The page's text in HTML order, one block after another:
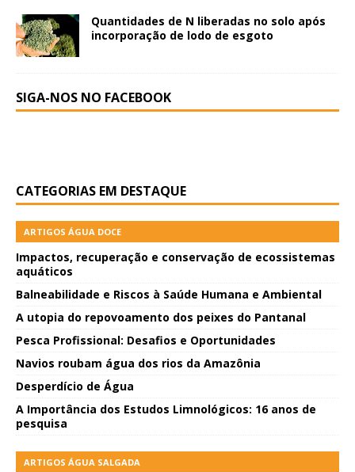
Quantidades de N liberadas no solo após
incorporação de lodo de esgoto
SIGA-NOS NO FACEBOOK
CATEGORIAS EM DESTAQUE
ARTIGOS ÁGUA DOCE
Impactos, recuperação e conservação de ecossistemas
aquáticos
Balneabilidade e Riscos à Saúde Humana e Ambiental
A utopia do repovoamento dos peixes do Pantanal
Pesca Profissional: Desafios e Oportunidades
Navios roubam água dos rios da Amazônia
Desperdício de Água
A Importância dos Estudos Limnológicos: 16 anos de
pesquisa
ARTIGOS ÁGUA SALGADA